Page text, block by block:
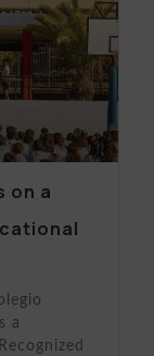
on a
a